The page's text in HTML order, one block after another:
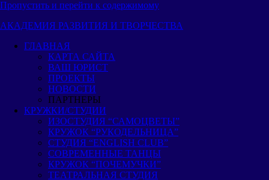
Пропустить и перейти к содержимому
АКАДЕМИЯ РАЗВИТИЯ И ТВОРЧЕСТВА
ГЛАВНАЯ
КАРТА САЙТА
ВАШ ЮРИСТ
ПРОЕКТЫ
НОВОСТИ
ПАРТНЕРЫ
КРУЖКИ/СТУДИИ
ИЗОСТУДИЯ “САМОЦВЕТЫ”
КРУЖОК “РУКОДЕЛЬНИЦА”
СТУДИЯ “ENGLISH CLUB”
СОВРЕМЕННЫЕ ТАНЦЫ
КРУЖОК “ПОЧЕМУЧКИ”
ТЕАТРАЛЬНАЯ СТУДИЯ